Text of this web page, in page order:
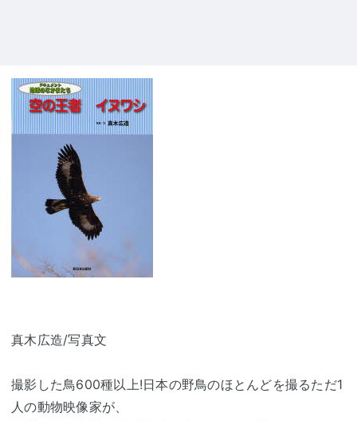
真木広造/写真文
撮影した鳥600種以上!日本の野鳥のほとんどを撮るただ1
人の動物映像家が、